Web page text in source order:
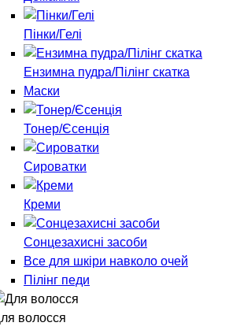
Пінки/Гелі
Ензимна пудра/Пілінг скатка
Маски
Тонер/Єсенція
Сироватки
Креми
Сонцезахисні засоби
Все для шкіри навколо очей
Пілінг педи
волосся